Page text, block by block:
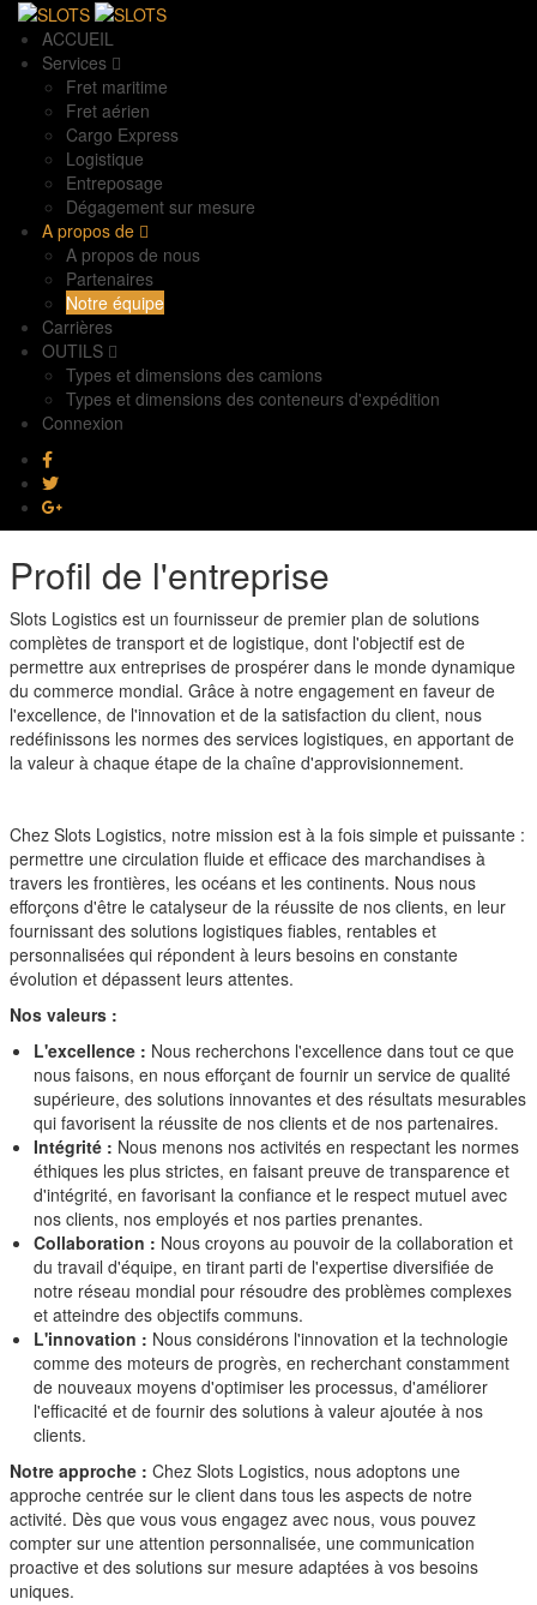
ACCUEIL
Services
Fret maritime
Fret aérien
Cargo Express
Logistique
Entreposage
Dégagement sur mesure
A propos de
A propos de nous
Partenaires
Notre équipe
Carrières
OUTILS
Types et dimensions des camions
Types et dimensions des conteneurs d'expédition
Connexion
Profil de l'entreprise
Slots Logistics est un fournisseur de premier plan de solutions
complètes de transport et de logistique, dont l'objectif est de
permettre aux entreprises de prospérer dans le monde dynamique
du commerce mondial. Grâce à notre engagement en faveur de
l'excellence, de l'innovation et de la satisfaction du client, nous
redéfinissons les normes des services logistiques, en apportant de
la valeur à chaque étape de la chaîne d'approvisionnement.
Chez Slots Logistics, notre mission est à la fois simple et puissante :
permettre une circulation fluide et efficace des marchandises à
travers les frontières, les océans et les continents. Nous nous
efforçons d'être le catalyseur de la réussite de nos clients, en leur
fournissant des solutions logistiques fiables, rentables et
personnalisées qui répondent à leurs besoins en constante
évolution et dépassent leurs attentes.
Nos valeurs :
L'excellence : Nous recherchons l'excellence dans tout ce que
nous faisons, en nous efforçant de fournir un service de qualité
supérieure, des solutions innovantes et des résultats mesurables
qui favorisent la réussite de nos clients et de nos partenaires.
Intégrité : Nous menons nos activités en respectant les normes
éthiques les plus strictes, en faisant preuve de transparence et
d'intégrité, en favorisant la confiance et le respect mutuel avec
nos clients, nos employés et nos parties prenantes.
Collaboration : Nous croyons au pouvoir de la collaboration et
du travail d'équipe, en tirant parti de l'expertise diversifiée de
notre réseau mondial pour résoudre des problèmes complexes
et atteindre des objectifs communs.
L'innovation : Nous considérons l'innovation et la technologie
comme des moteurs de progrès, en recherchant constamment
de nouveaux moyens d'optimiser les processus, d'améliorer
l'efficacité et de fournir des solutions à valeur ajoutée à nos
clients.
Notre approche : Chez Slots Logistics, nous adoptons une
approche centrée sur le client dans tous les aspects de notre
activité. Dès que vous vous engagez avec nous, vous pouvez
compter sur une attention personnalisée, une communication
proactive et des solutions sur mesure adaptées à vos besoins
uniques.